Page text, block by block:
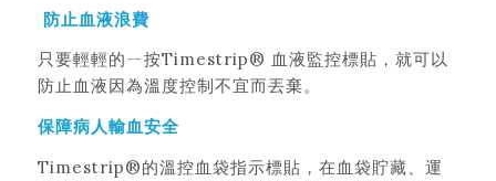
防止血液浪費
只要輕輕的ㄧ按Timestrip® 血液監控標貼，就可以
防止血液因為溫度控制不宜而丟棄。
保障病人輸血安全
Timestrip®的溫控血袋指示標貼，在血袋貯藏、運